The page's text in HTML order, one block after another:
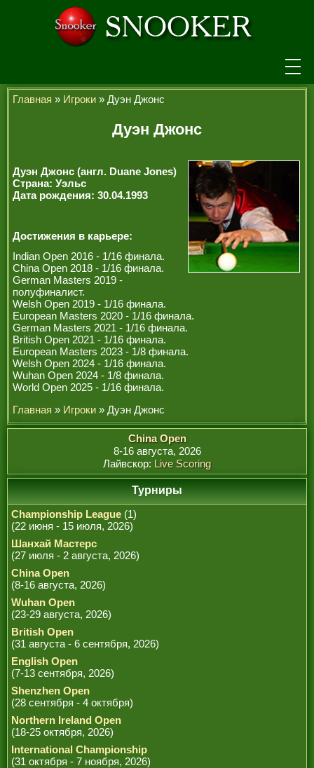
НОВОСТИ
ТУРНИРЫ
ИГРОКИ
СЕНЧУРИ БРЕЙКИ
МАКСИМАЛЬНЫЕ БРЕЙКИ
ЧЕМПИОНЫ МИРА
РЕФЕРИ
Главная » Игроки » Дуэн Джонс
Дуэн Джонс
Дуэн Джонс (англ. Duane Jones)
Страна: Уэльс
Дата рождения: 30.04.1993
Достижения в карьере:
Indian Open 2016 - 1/16 финала.
China Open 2018 - 1/16 финала.
German Masters 2019 -
полуфиналист.
Welsh Open 2019 - 1/16 финала.
European Masters 2020 - 1/16 финала.
German Masters 2021 - 1/16 финала.
British Open 2021 - 1/16 финала.
European Masters 2023 - 1/8 финала.
Welsh Open 2024 - 1/16 финала.
Wuhan Open 2024 - 1/8 финала.
World Open 2025 - 1/16 финала.
Главная » Игроки » Дуэн Джонс
China Open
8-16 августа, 2026
Лайвскор: Live Scoring
Турниры
Championship League (1)
(22 июня - 15 июля, 2026)
Шанхай Мастерс
(27 июля - 2 августа, 2026)
China Open
(8-16 августа, 2026)
Wuhan Open
(23-29 августа, 2026)
British Open
(31 августа - 6 сентября, 2026)
English Open
(7-13 сентября, 2026)
Shenzhen Open
(28 сентября - 4 октября)
Northern Ireland Open
(18-25 октября, 2026)
International Championship
(31 октября - 7 ноября, 2026)